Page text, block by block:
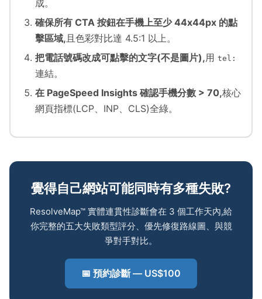
成。
確保所有 CTA 按鈕在手機上至少 44x44px 的點
擊區域, 且色彩對比達 4.5:1 以上。
把電話號碼改成可點擊的文字(不是圖片),用 tel:
連結。
在 PageSpeed Insights 確認手機分數 > 70,核心
網頁指標(LCP、INP、CLS)全綠。
覺得自己網站可能同時有多種失敗?
ResolveMap™ 實體連貫性診斷會在 3 個工作天內,給
你完整的五大失敗類型評分、優先修復路線圖、與競
爭對手對比。
📅 預約診斷 — US$100